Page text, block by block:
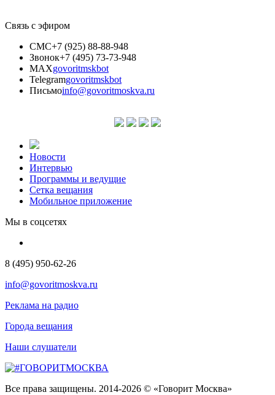
Связь с эфиром
СМС+7 (925) 88-88-948
Звонок+7 (495) 73-73-948
MAXgovoritmskbot
Telegramgovoritmskbot
Письмоinfo@govoritmoskva.ru
Новости
Интервью
Программы и ведущие
Сетка вещания
Мобильное приложение
Мы в соцсетях
8 (495) 950-62-26
info@govoritmoskva.ru
Реклама на радио
Города вещания
Наши слушатели
Все права защищены. 2014-2026 © «Говорит Москва»